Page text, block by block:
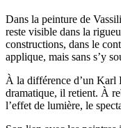
Dans la peinture de
reste visible dans la
constructions, dans le
applique, mais sans s’y
À la différence d’un Karl
dramatique, il retient. À
l’effet de lumière, le